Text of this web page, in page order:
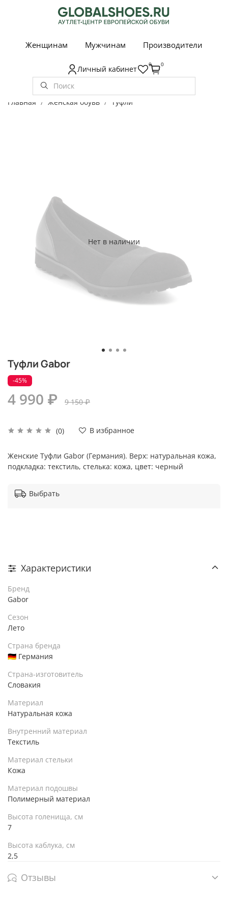
Женщинам Мужчинам Производители
Личный кабинет 0 0
Главная Женская обувь Туфли
Нет в наличии
Туфли Gabor
(0) В избранное
-45%
4 990 ₽ 9 150 ₽
Женские Туфли Gabor (Германия). Верх: натуральная кожа,
подкладка: текстиль, стелька: кожа, цвет: черный
Выбрать
Характеристики
Бренд
Gabor
Сезон
Лето
Страна бренда
🇩🇪 Германия
Страна-изготовитель
Словакия
Материал
Натуральная кожа
Внутренний материал
Текстиль
Материал стельки
Кожа
Материал подошвы
Полимерный материал
Высота голенища, см
7
Высота каблука, см
2,5
Отзывы